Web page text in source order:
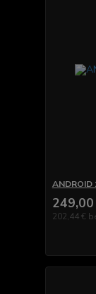
202,44 €